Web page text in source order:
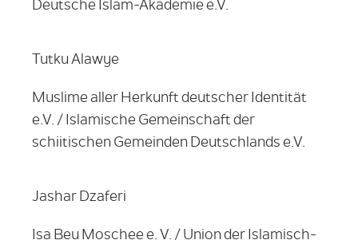
Deutsche Islam-Akademie e.V.
Tutku Alawye
Muslime aller Herkunft deutscher Identität
e.V. / Islamische Gemeinschaft der
schiitischen Gemeinden Deutschlands e.V.
Jashar Dzaferi
Isa Beu Moschee e. V. / Union der Islamisch-